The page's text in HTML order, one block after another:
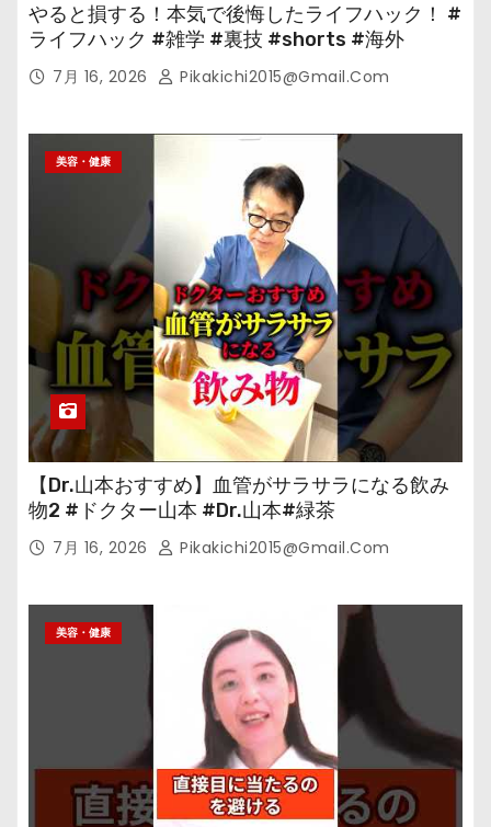
やると損する！本気で後悔したライフハック！ #
ライフハック #雑学 #裏技 #shorts #海外
7月 16, 2026 Pikakichi2015@gmail.com
美容・健康
【Dr.山本おすすめ】血管がサラサラになる飲み
物2 #ドクター山本 #Dr.山本#緑茶
7月 16, 2026 Pikakichi2015@gmail.com
美容・健康